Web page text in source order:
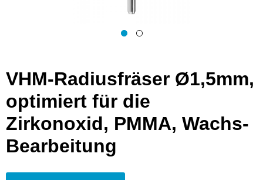
VHM-Radiusfräser Ø1,5mm,
optimiert für die
Zirkonoxid, PMMA, Wachs-
Bearbeitung